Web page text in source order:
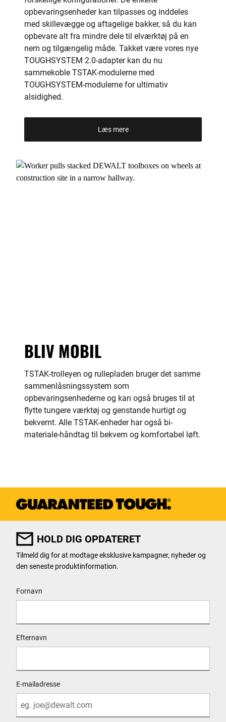
opbevaringsenheder kan tilpasses og inddeles
med skillevægge og aftagelige bakker, så du kan
opbevare alt fra mindre dele til elværktøj på en
nem og tilgængelig måde. Takket være vores nye
TOUGHSYSTEM 2.0-adapter kan du nu
sammekoble TSTAK-modulerne med
TOUGHSYSTEM-modulerne for ultimativ
alsidighed.
Læs mere
BLIV MOBIL
TSTAK-trolleyen og rullepladen bruger det samme
sammenlåsningssystem som
opbevaringsenhederne og kan også bruges til at
flytte tungere værktøj og genstande hurtigt og
bekvemt. Alle TSTAK-enheder har også bi-
materiale-håndtag til bekvem og komfortabel løft.
HOLD DIG OPDATERET
Tilmeld dig for at modtage eksklusive kampagner, nyheder og
den seneste produktinformation.
Fornavn
Efternavn
E-mailadresse